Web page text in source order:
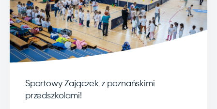
Sportowy Zajączek z poznańskimi
przedszkolami!